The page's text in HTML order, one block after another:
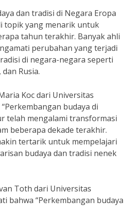
dan tradisi di Negara Eropa
topik yang menarik untuk
tahun terakhir. Banyak ahli
perubahan yang terjadi
di negara-negara seperti
Rusia.
Koc dari Universitas
budaya di
telah mengalami transformasi
beberapa dekade terakhir.
tertarik untuk mempelajari
budaya dan tradisi nenek
Toth dari Universitas
bahwa “Perkembangan budaya